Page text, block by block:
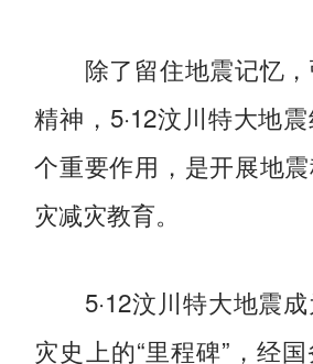
除了留住地震记忆，
精神，5·12汶川特大地
个重要作用，是开展地
灾减灾教育。
5·12汶川特大地震成
灾史上的“里程碑”，经